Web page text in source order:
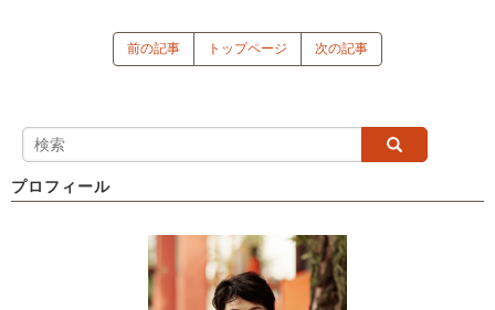
前の記事 トップページ 次の記事
プロフィール